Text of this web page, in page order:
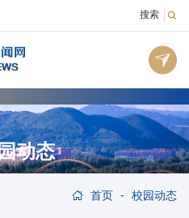
搜索
动态
首页 - 校园动态